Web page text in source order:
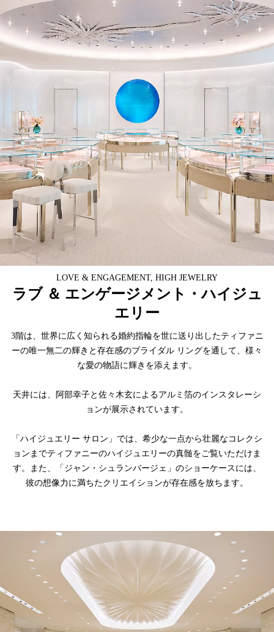
LOVE & ENGAGEMENT, HIGH JEWELRY
ラブ ＆ エンゲージメント・ハイジュ
エリー
3階は、世界に広く知られる婚約指輪を世に送り出したティファニ
ーの唯一無二の輝きと存在感のブライダル リングを通して、様々
な愛の物語に輝きを添えます。
天井には、阿部幸子と佐々木玄によるアルミ箔のインスタレーシ
ョンが展示されています。
「ハイジュエリー サロン」では、希少な一点から壮麗なコレクシ
ョンまでティファニーのハイジュエリーの真髄をご覧いただけま
す。また、「ジャン・シュランバージェ」のショーケースには、
彼の想像力に満ちたクリエイションが存在感を放ちます。